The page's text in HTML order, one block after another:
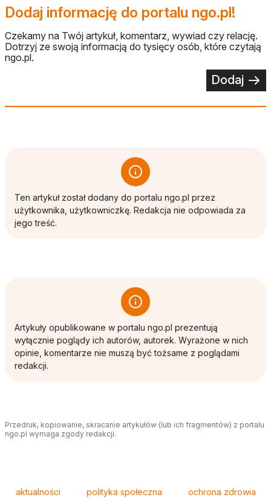
Dodaj informację do portalu ngo.pl!
Czekamy na Twój artykuł, komentarz, wywiad czy relację.
Dotrzyj ze swoją informacją do tysięcy osób, które czytają
ngo.pl.
Dodaj
Ten artykuł został dodany do portalu ngo.pl przez
użytkownika, użytkowniczkę. Redakcja nie odpowiada za
jego treść.
Artykuły opublikowane w portalu ngo.pl prezentują
wyłącznie poglądy ich autorów, autorek. Wyrażone w nich
opinie, komentarze nie muszą być tożsame z poglądami
redakcji.
Przedruk, kopiowanie, skracanie artykułów (lub ich fragmentów) z portalu
ngo.pl wymaga zgody redakcji.
aktualności polityka społeczna ochrona zdrowia